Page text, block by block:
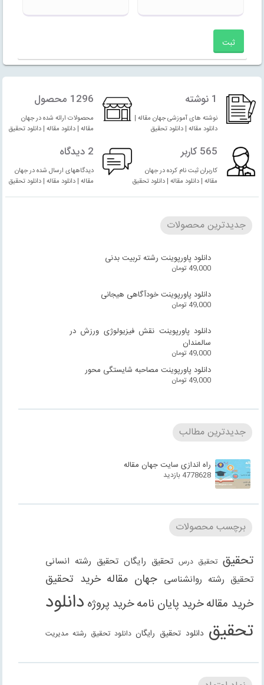
1 نوشته
نوشته های آموزشی جهان مقاله |
دانلود مقاله | دانلود تحقیق
1296 محصول
محصولات ارائه شده در جهان
مقاله | دانلود مقاله | دانلود تحقیق
565 کاربر
کاربران ثبت نام کرده در جهان
مقاله | دانلود مقاله | دانلود تحقیق
2 دیدگاه
دیدگاههای ارسال شده در جهان
مقاله | دانلود مقاله | دانلود تحقیق
جدیدترین محصولات
دانلود پاورپوینت رشته تربیت بدنی
49,000 تومان
دانلود پاورپوینت خودآگاهی هیجانی
49,000 تومان
دانلود پاورپوینت نقش فیزیولوژی ورزش در
سالمندان
49,000 تومان
دانلود پاورپوینت مصاحبه شایستگی محور
49,000 تومان
جدیدترین مطالب
راه اندازی سایت جهان مقاله
4778628 بازدید
برچسب محصولات
تحقیق تحقیق درس تحقیق رایگان تحقیق رشته انسانی
تحقیق رشته روانشناسی جهان مقاله خرید تحقیق
خرید مقالهخرید پایان نامهخرید پروژه دانلود
تحقیق دانلود تحقیق رایگان دانلود تحقیق رشته مدیریت
دانلود مقاله دانلود مقاله رایگان دانلود مقاله رشته